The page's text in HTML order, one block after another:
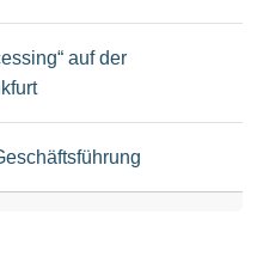
auf der